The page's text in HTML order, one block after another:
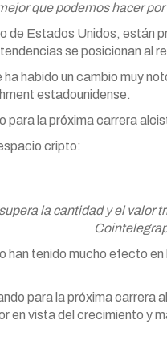
que podemos hacer
de Estados Unidos, están
se posicionan al
habido un cambio muy
estadounidense.
para la próxima carrera
cripto:
la cantidad y el valor
han tenido mucho efecto
para la próxima carrera
en vista del crecimiento y